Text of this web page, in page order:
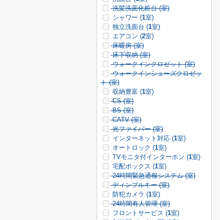
洗髪洗面化粧台 (室)
シャワー (1室)
独立洗面台 (1室)
エアコン (2室)
床暖房 (室)
床下収納 (室)
ウォークインクロゼット (室)
ウォークインシューズクロゼッ
ト (室)
収納豊富 (1室)
CS (室)
BS (室)
CATV (室)
光ファイバー (室)
インターネット対応 (1室)
オートロック (1室)
TVモニタ付インターホン (1室)
宅配ボックス (1室)
24時間緊急通報システム (室)
ディンプルキー (室)
防犯カメラ (1室)
24時間有人管理 (室)
フロントサービス (1室)